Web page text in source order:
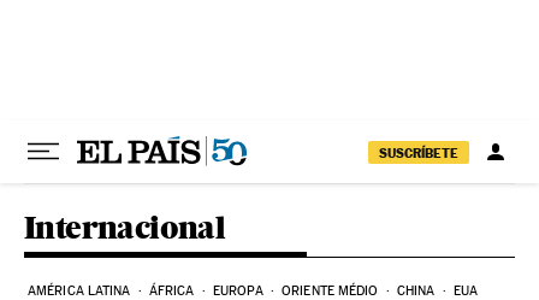
SUSCRÍBETE
Internacional
AMÉRICA LATINA ÁFRICA EUROPA ORIENTE MÉDIO CHINA EUA